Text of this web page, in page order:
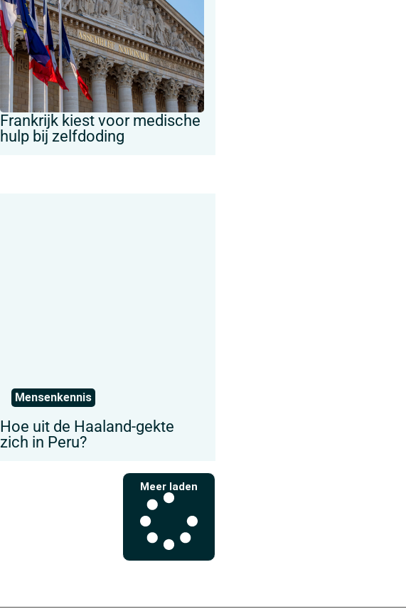
Frankrijk kiest voor medische
hulp bij zelfdoding
Mensenkennis
Hoe uit de Haaland-gekte
zich in Peru?
Meer laden